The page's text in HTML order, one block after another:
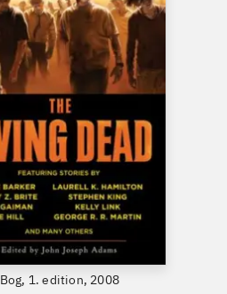
Bog, 1. edition, 2008